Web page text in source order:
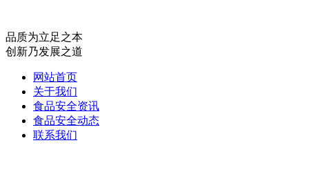
品质为立足之本
创新乃发展之道
网站首页
关于我们
食品安全资讯
食品安全动态
联系我们